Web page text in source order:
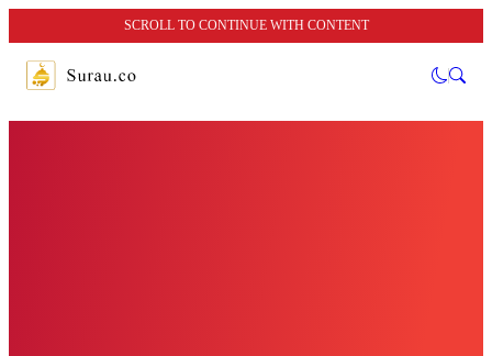
SCROLL TO CONTINUE WITH CONTENT